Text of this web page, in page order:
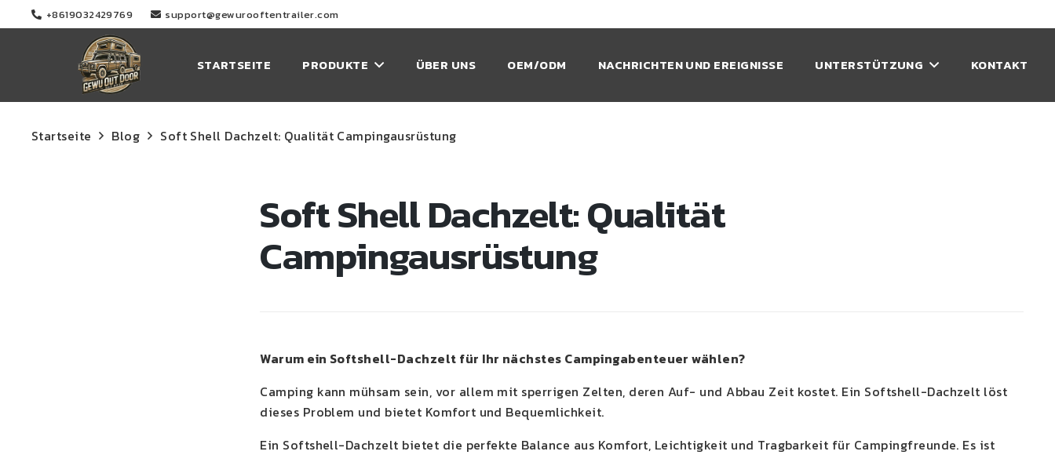
+8619032429769 support@gewurooftentrailer.com
STARTSEITE PRODUKTE ÜBER UNS OEM/ODM NACHRICHTEN UND EREIGNISSE UNTERSTÜTZUNG KONTAKT
Startseite Blog Soft Shell Dachzelt: Qualität Campingausrüstung
Soft Shell Dachzelt: Qualität
Campingausrüstung
Warum ein Softshell-Dachzelt für Ihr nächstes Campingabenteuer wählen?
Camping kann mühsam sein, vor allem mit sperrigen Zelten, deren Auf- und Abbau Zeit kostet. Ein Softshell-Dachzelt löst
dieses Problem und bietet Komfort und Bequemlichkeit.
Ein Softshell-Dachzelt bietet die perfekte Balance aus Komfort, Leichtigkeit und Tragbarkeit für Campingfreunde. Es ist